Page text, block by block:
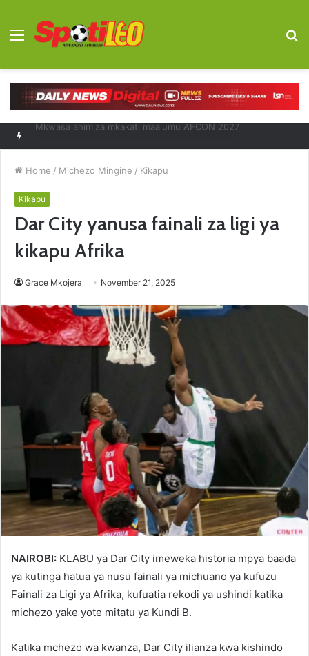
Menu
Home / Michezo Mingine / Kikapu
Kikapu
Dar City yanusa fainali za ligi ya
kikapu Afrika
Grace Mkojera November 21, 2025
NAIROBI: KLABU ya Dar City imeweka historia mpya baada
ya kutinga hatua ya nusu fainali ya michuano ya kufuzu
Fainali za Ligi ya Afrika, kufuatia rekodi ya ushindi katika
michezo yake yote mitatu ya Kundi B.
Katika mchezo wa kwanza, Dar City ilianza kwa kishindo